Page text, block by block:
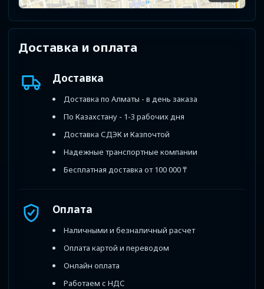
Доставка и оплата
Доставка
Доставка по Алматы - в день заказа
По Казахстану - 1-3 рабочих дня
Доставка СДЭК и Казпочтой
Надежные транспортные компании
Бесплатная доставка от 100 000 ₸
Оплата
Наличными и безналичный расчет
Оплата картой и переводом
Онлайн оплата
Работаем с НДС